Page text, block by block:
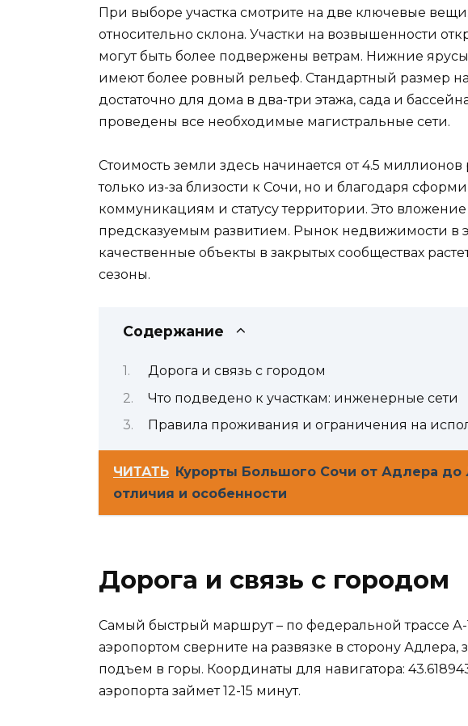
При выборе участка смотрите на две ключевые
относительно склона. Участки на возвышенности
могут быть более подвержены ветрам. Нижние ярусы
имеют более ровный рельеф. Стандартный размер
достаточно для дома в два-три этажа, сада и
проведены все необходимые магистральные сети.
Стоимость земли здесь начинается от 4.5
только из-за близости к Сочи, но и благодаря
коммуникациям и статусу территории. Это
предсказуемым развитием. Рынок недвижимости в
качественные объекты в закрытых сообществах
сезоны.
Содержание
Дорога и связь с городом
Что подведено к участкам: инженерные сети
Правила проживания и ограничения на
ЧИТАТЬ Курорты Большого Сочи от Адлера до
отличия и особенности
Дорога и связь с городом
Самый быстрый маршрут – по федеральной трассе А-
аэропортом сверните на развязке в сторону Адлера,
подъем в горы. Координаты для навигатора:
аэропорта займет 12-15 минут.